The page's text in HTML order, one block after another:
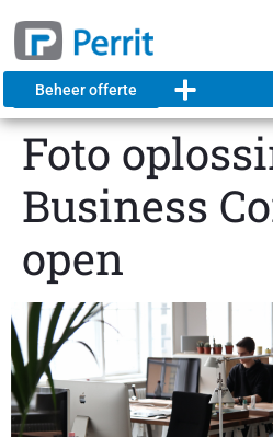
Beheer offerte
Foto
Business
open